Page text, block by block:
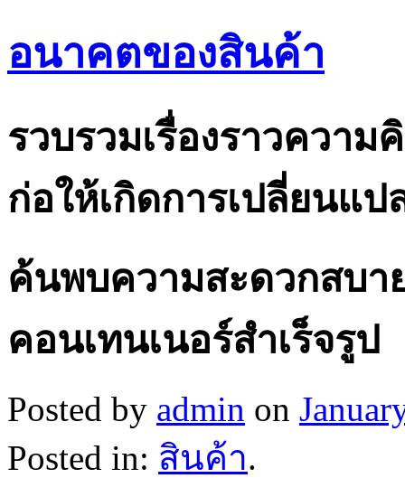
อนาคตของสินค้า
รวบรวมเรื่องราวควา
ก่อให้เกิดการเปลี่ยนแป
ค้นพบความสะดวกสบา
คอนเทนเนอร์สำเร็จรูป
Posted by admin on
Posted in: สินค้า.